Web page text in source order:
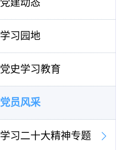
党建动态
学习园地
党史学习教育
党员风采
学习二十大精神专题